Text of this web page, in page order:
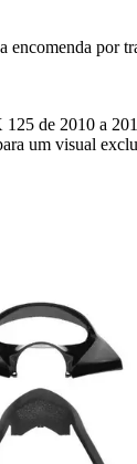
encomenda por
125 de 2010 a
um visual